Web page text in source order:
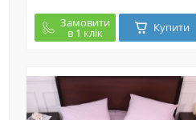
Замовити
в 1 клік Купити